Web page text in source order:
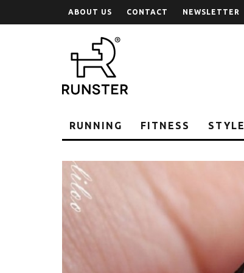
ABOUT US CONTACT NEWSLETTER
RUNNING FITNESS STYLE